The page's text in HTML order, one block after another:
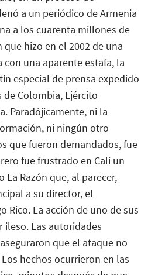
a un periódico de Armenia
a los cuarenta millones de
hizo en el 2002 de una
una aparente estafa, la
especial de prensa expedido
Colombia, Ejército
Paradójicamente, ni la
ni ningún otro
que fueron demandados, fue
fue frustrado en Cali un
Razón que, al parecer,
a su director, el
Rico. La acción de uno de sus
Las autoridades
que el ataque no
hechos ocurrieron en las